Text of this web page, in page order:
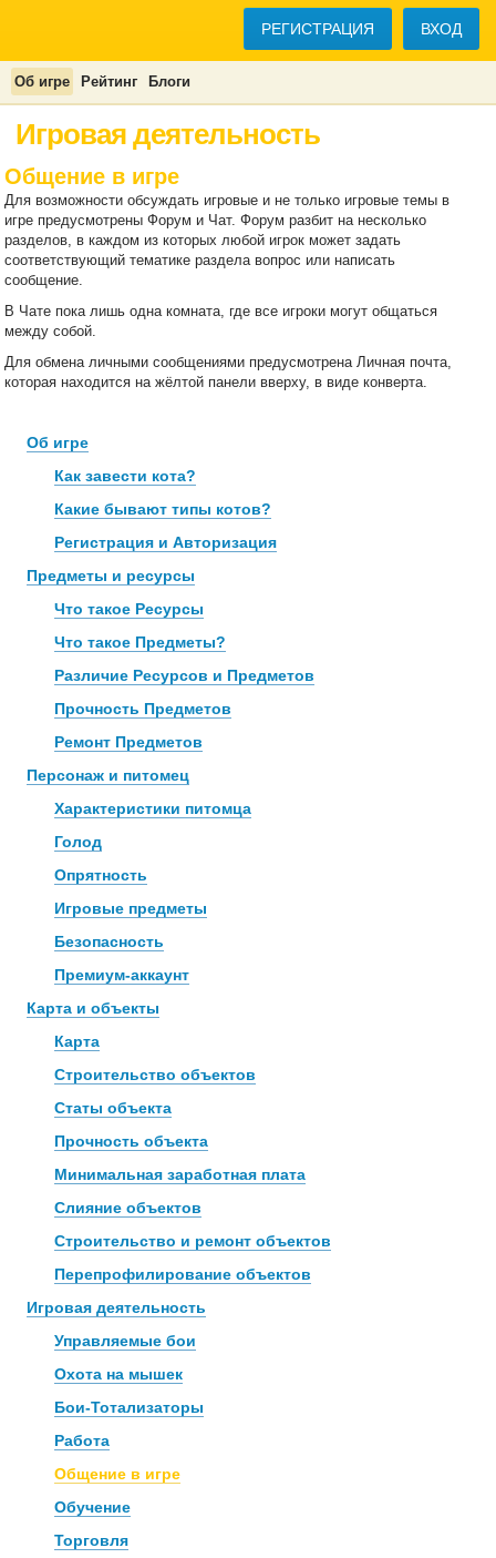
РЕГИСТРАЦИЯ ВХОД
Об игре Рейтинг Блоги
Игровая деятельность
Общение в игре
Для возможности обсуждать игровые и не только игровые темы в
игре предусмотрены Форум и Чат. Форум разбит на несколько
разделов, в каждом из которых любой игрок может задать
соответствующий тематике раздела вопрос или написать
сообщение.
В Чате пока лишь одна комната, где все игроки могут общаться
между собой.
Для обмена личными сообщениями предусмотрена Личная почта,
которая находится на жёлтой панели вверху, в виде конверта.
Об игре
Как завести кота?
Какие бывают типы котов?
Регистрация и Авторизация
Предметы и ресурсы
Что такое Ресурсы
Что такое Предметы?
Различие Ресурсов и Предметов
Прочность Предметов
Ремонт Предметов
Персонаж и питомец
Характеристики питомца
Голод
Опрятность
Игровые предметы
Безопасность
Премиум-аккаунт
Карта и объекты
Карта
Строительство объектов
Статы объекта
Прочность объекта
Минимальная заработная плата
Слияние объектов
Строительство и ремонт объектов
Перепрофилирование объектов
Игровая деятельность
Управляемые бои
Охота на мышек
Бои-Тотализаторы
Работа
Общение в игре
Обучение
Торговля